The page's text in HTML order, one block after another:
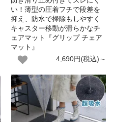
い！薄型の圧着フチで段差を
抑え、防水で掃除もしやすく
キャスター移動が滑らかなチ
ェアマット『グリップ チェア
マット』
4,690円(税込)～